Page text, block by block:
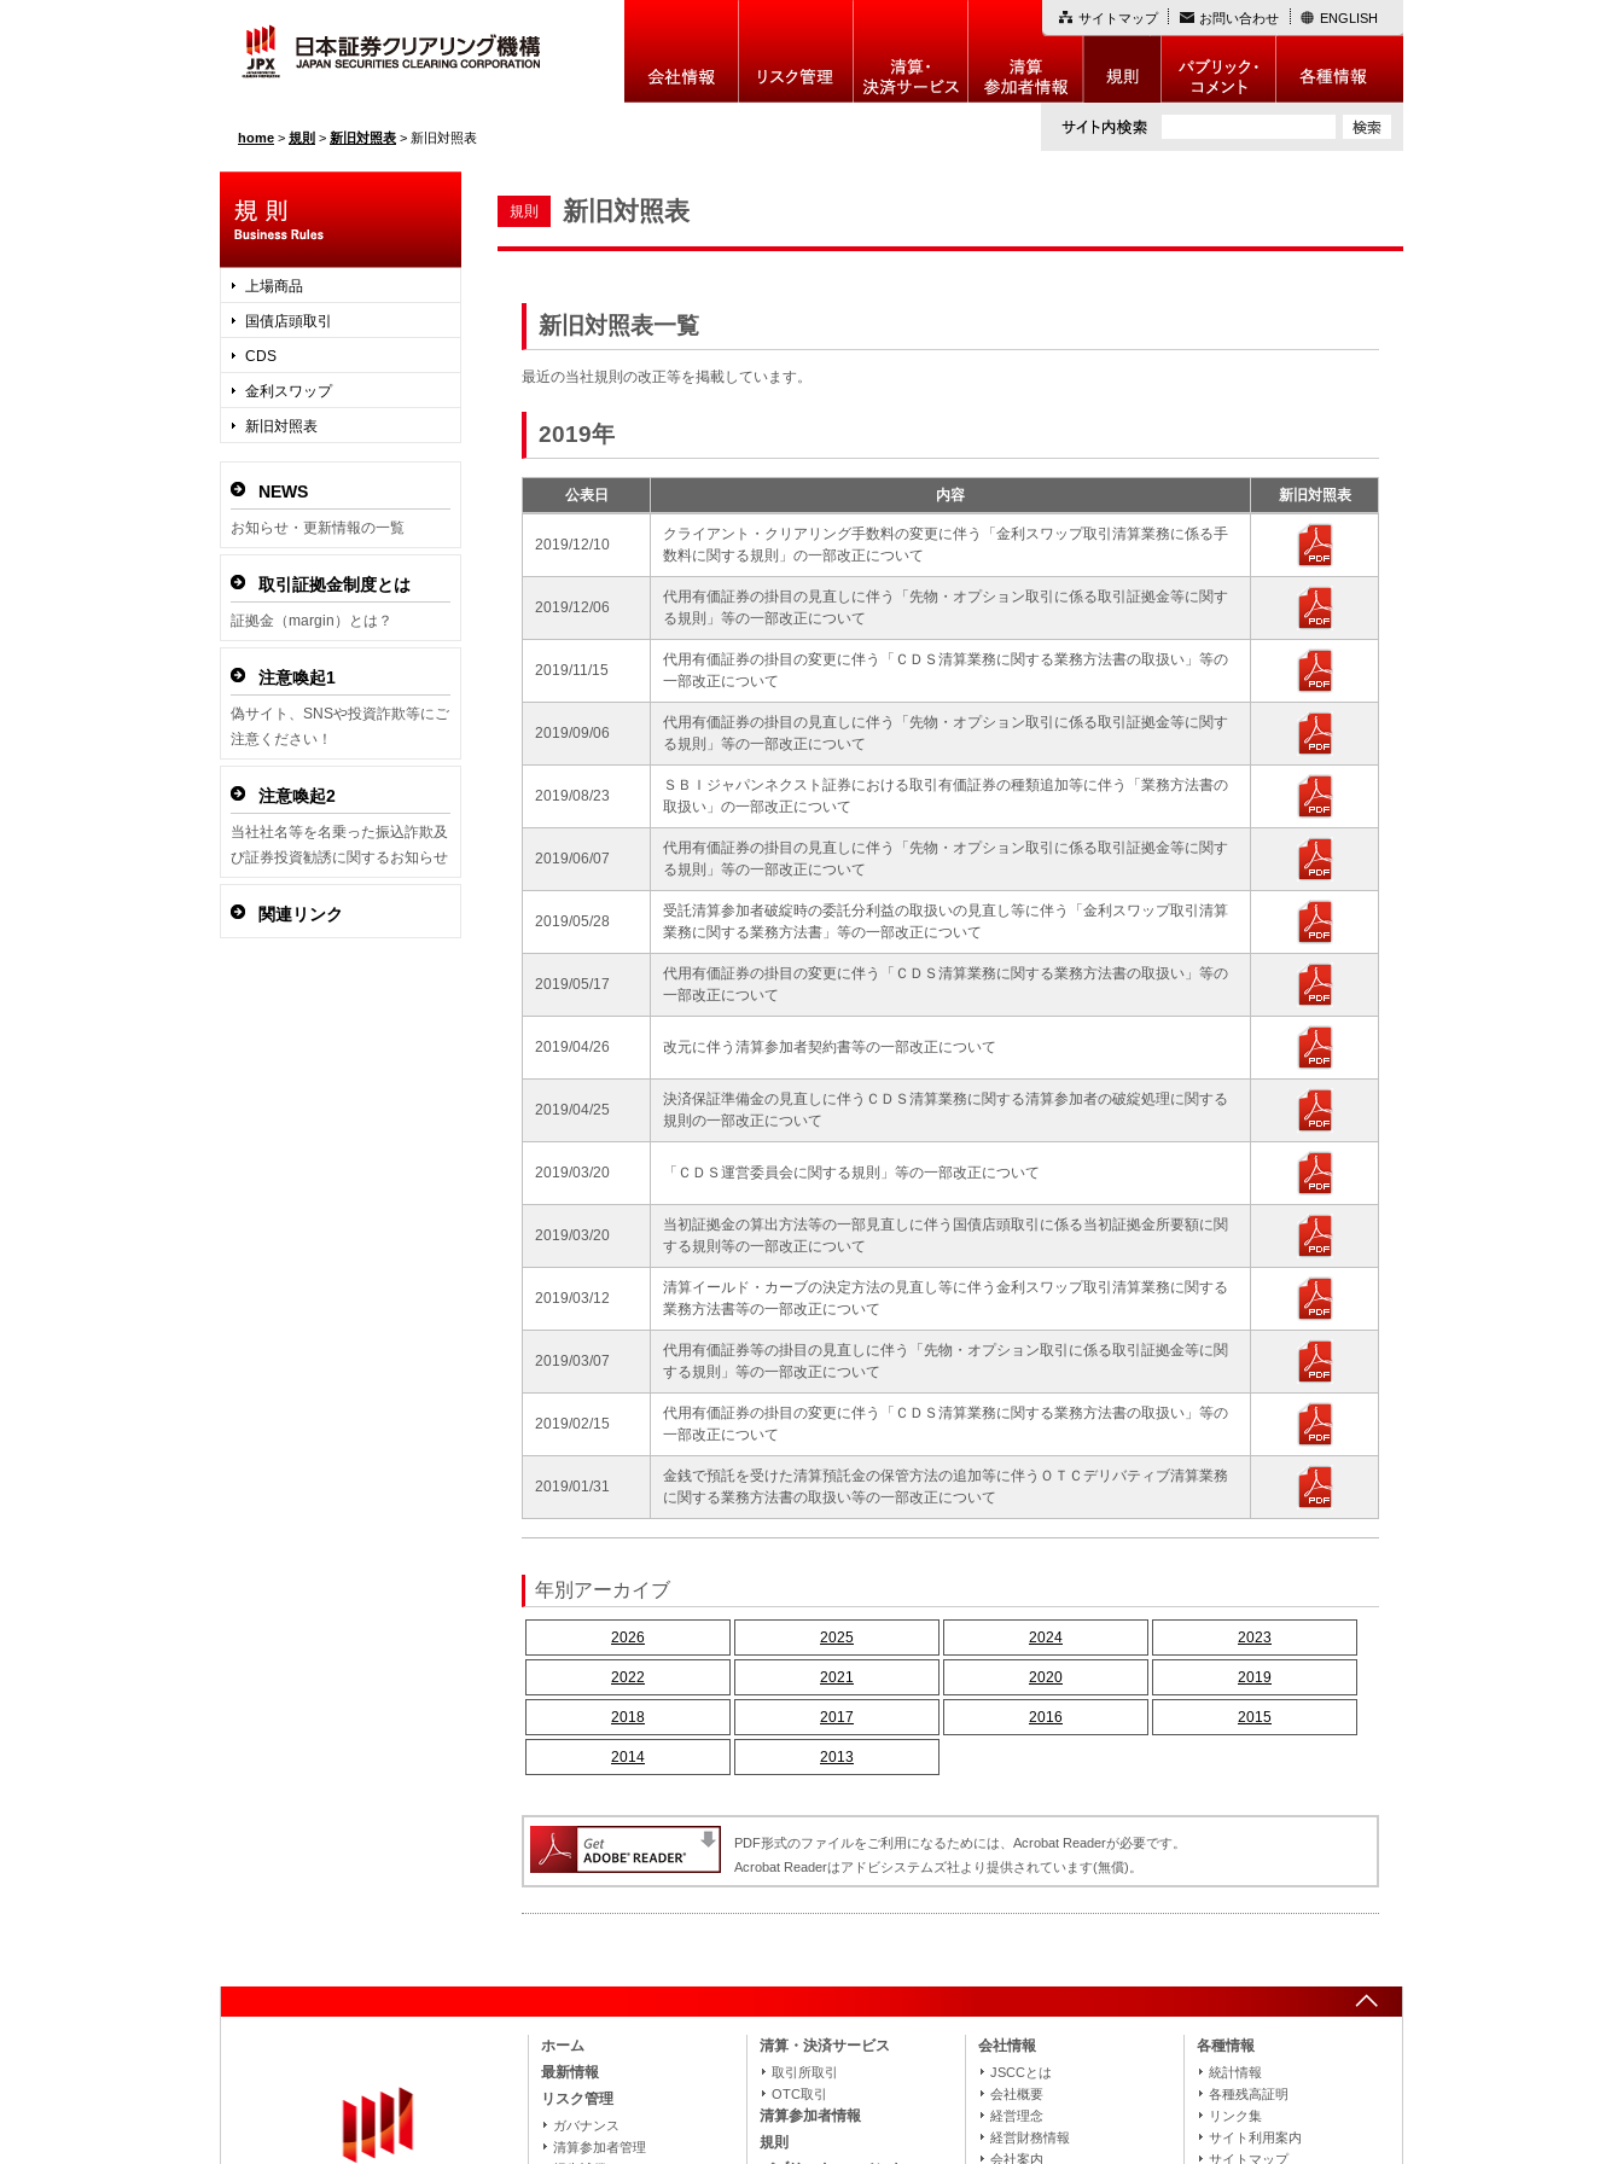
サイトマップ お問い合わせ ENGLISH
home > 規則 > 新旧対照表 > 新旧対照表
規則 新旧対照表
新旧対照表一覧
最近の当社規則の改正等を掲載しています。
2019年
公表日 内容 新旧対照表
2019/12/10
クライアント・クリアリング手数料の変更に伴う「金利スワップ取引清算業務に係る手
数料に関する規則」の一部改正について
2019/12/06
代用有価証券の掛目の見直しに伴う「先物・オプション取引に係る取引証拠金等に関す
る規則」等の一部改正について
2019/11/15
代用有価証券の掛目の変更に伴う「ＣＤＳ清算業務に関する業務方法書の取扱い」等の
一部改正について
2019/09/06
代用有価証券の掛目の見直しに伴う「先物・オプション取引に係る取引証拠金等に関す
る規則」等の一部改正について
2019/08/23
ＳＢＩジャパンネクスト証券における取引有価証券の種類追加等に伴う「業務方法書の
取扱い」の一部改正について
2019/06/07
代用有価証券の掛目の見直しに伴う「先物・オプション取引に係る取引証拠金等に関す
る規則」等の一部改正について
2019/05/28
受託清算参加者破綻時の委託分利益の取扱いの見直し等に伴う「金利スワップ取引清算
業務に関する業務方法書」等の一部改正について
2019/05/17
代用有価証券の掛目の変更に伴う「ＣＤＳ清算業務に関する業務方法書の取扱い」等の
一部改正について
2019/04/26 改元に伴う清算参加者契約書等の一部改正について
2019/04/25
決済保証準備金の見直しに伴うＣＤＳ清算業務に関する清算参加者の破綻処理に関する
規則の一部改正について
2019/03/20 「ＣＤＳ運営委員会に関する規則」等の一部改正について
2019/03/20
当初証拠金の算出方法等の一部見直しに伴う国債店頭取引に係る当初証拠金所要額に関
する規則等の一部改正について
2019/03/12
清算イールド・カーブの決定方法の見直し等に伴う金利スワップ取引清算業務に関する
業務方法書等の一部改正について
2019/03/07
代用有価証券等の掛目の見直しに伴う「先物・オプション取引に係る取引証拠金等に関
する規則」等の一部改正について
2019/02/15
代用有価証券の掛目の変更に伴う「ＣＤＳ清算業務に関する業務方法書の取扱い」等の
一部改正について
2019/01/31
金銭で預託を受けた清算預託金の保管方法の追加等に伴うＯＴＣデリバティブ清算業務
に関する業務方法書の取扱い等の一部改正について
年別アーカイブ
2026 2025 2024 2023
2022 2021 2020 2019
2018 2017 2016 2015
2014 2013
PDF形式のファイルをご利用になるためには、Acrobat Readerが必要です。
Acrobat Readerはアドビシステムズ社より提供されています(無償)。
上場商品
国債店頭取引
CDS
金利スワップ
新旧対照表
NEWS
お知らせ・更新情報の一覧
取引証拠金制度とは
証拠金（margin）とは？
注意喚起1
偽サイト、SNSや投資詐欺等にご
注意ください！
注意喚起2
当社社名等を名乗った振込詐欺及
び証券投資勧誘に関するお知らせ
関連リンク
ホーム
最新情報
リスク管理
ガバナンス
清算参加者管理
清算・決済サービス
取引所取引
OTC取引
清算参加者情報
規則
会社情報
JSCCとは
会社概要
経営理念
経営財務情報
会社案内
各種情報
統計情報
各種残高証明
リンク集
サイト利用案内
サイトマップ